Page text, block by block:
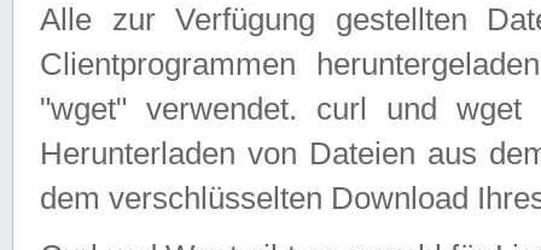
Alle zur Verfügung gestellten
Clientprogrammen
"wget" verwendet. curl und wget
Herunterladen von Dateien aus
dem verschlüsselten Download